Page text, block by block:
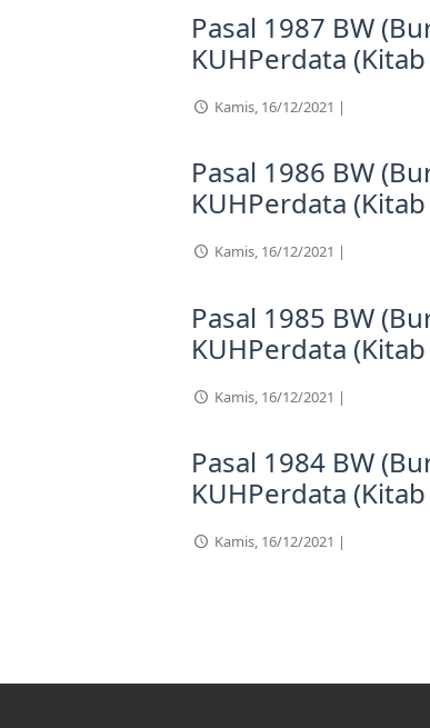
Pasal 1987 BW
KUHPerdata
Kamis, 16/12/2021 |
Pasal 1986 BW
KUHPerdata
Kamis, 16/12/2021 |
Pasal 1985 BW
KUHPerdata
Kamis, 16/12/2021 |
Pasal 1984 BW
KUHPerdata
Kamis, 16/12/2021 |